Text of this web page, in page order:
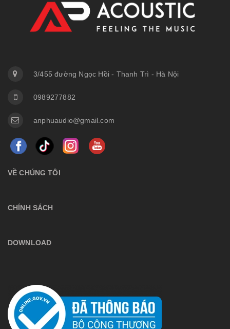
3/455 đường Ngọc Hồi - Thanh Trì - Hà Nội
0989277882
anphuaudio@gmail.com
VỀ CHÚNG TÔI
CHÍNH SÁCH
DOWNLOAD